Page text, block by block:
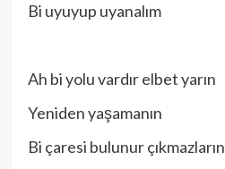
Bi uyuyup uyanalım
Ah bi yolu vardır elbet yarın
Yeniden yaşamanın
Bi çaresi bulunur çıkmazların